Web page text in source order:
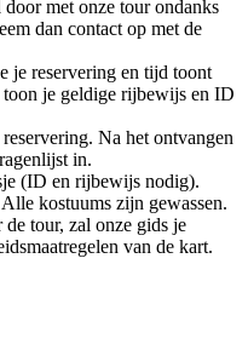
met onze tour ondanks
dan contact op met de
je reservering en tijd toont
toon je geldige rijbewijs en ID
Na het ontvangen
in.
(ID en rijbewijs nodig).
kostuums zijn gewassen.
tour, zal onze gids je
van de kart.